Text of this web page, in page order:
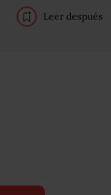
Leer después